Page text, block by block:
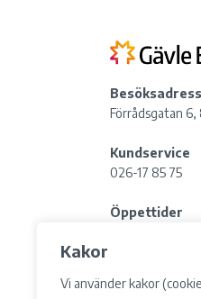
Kakor
Vi använder kakor
Besöksadress
Förrådsgatan
Kundservice
026-17 85 75
Öppettider
Postadress